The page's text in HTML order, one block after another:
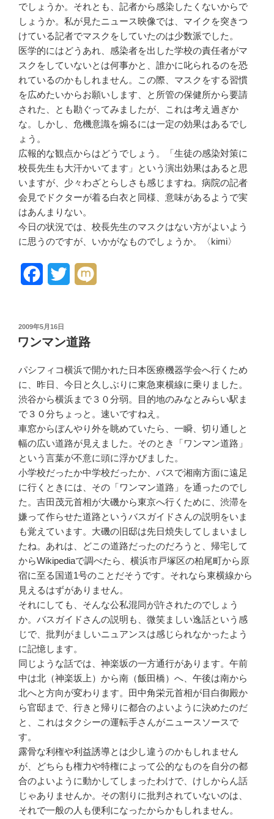
でしょうか。それとも、記者から感染したくないからで
しょうか。私が見たニュース映像では、マイク を突きつ
けている記者でマスクを していたのは少数派でした。
医学的にはどうあれ、感染者を出 した学校の責任者がマ
スクをしていないとは何事かと、誰かに叱られるのを恐
れているのかもしれません。この際、マスクをする習慣
を広めたいからお願いします、と 所管の保健所から要請
された、と も勘ぐってみましたが、これは考え過ぎか
な。しかし、危機意識を煽るには一定の効果はあるでし
ょう。
広報的な観点からはどうでしょう 。「生徒の感染対策に
校長先生も大汗かいてます」という演出効果はあると思
いますが、少々わざとらしさも感じますね。病院の記者
会見でドクターが着る白衣と同様、意味があるよう で実
はあんまりない。
今日の状況では、校長先生のマスクはない方がよいよう
に思うのですが、いかがなものでしょうか。〈kimi〉
e
o
k
t
e
r
投
稿
日:
2009年5月16日
ワンマン道路
パシフィコ横浜で開かれた日本医療機器学会へ行くため
に、昨日、今日と久しぶりに東急東横線に乗りました。
渋谷から横浜まで３０分弱。目的地のみなとみらい駅ま
で３０分ちょっと。速いですねえ。
車窓からぼんやり外を眺めていたら、一瞬、切り通しと
幅の広い道路が見えました。そのとき「ワンマン道路」
という言葉が不意に頭に浮かびました。
小学校だったか中学校だったか、バスで湘南方面に遠足
に行くときには、その「ワンマン道路」を通ったのでし
た。吉田茂元首相が大磯から東京へ行くために、渋滞を
嫌って作らせた道路というバスガイドさんの説明をいま
も覚えています。大磯の旧邸は先日焼失してしまいまし
たね。あれは、どこの道路だったのだろうと、帰宅して
からWikipediaで調べたら、横浜市戸塚区の柏尾町から原
宿に至る国道1号のことだそうです。それなら東横線から
見えるはずがありません。
それにしても、そんな公私混同が許されたのでしょう
か。バスガイドさんの説明も、微笑ましい逸話という感
じで、批判がましいニュアンスは感じられなかったよう
に記憶します。
同じような話では、神楽坂の一方通行があります。午前
中は北（神楽坂上）から南（飯田橋）へ、午後は南から
北へと方向が変わります。田中角栄元首相が目白御殿か
ら官邸まで、行きと帰りに都合のよいように決めたのだ
と、これはタクシーの運転手さんがニュースソースで
す。
露骨な利権や利益誘導とは少し違うのかもしれません
が、どちらも権力や特権によって公的なものを自分の都
合のよいように動かしてしまったわけで、けしからん話
じゃありませんか。その割りに批判されていないのは、
それで一般の人も便利になったからかもしれません。